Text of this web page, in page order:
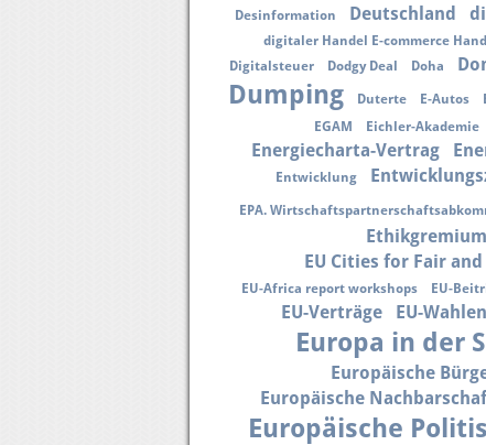
Desinformation Deutschland
digitaler Handel E-commerce
Digitalsteuer
Dodgy Deal Doha
Dumping Duterte E-Autos
EGAM Eichler-Akademie
Energiecharta-Vertrag
Entwicklung
EPA.
Ethikgremium
EU Cities for Fair
EU-Africa report workshops
EU-
EU-Verträge EU-Wahlen
Europa in der
Europäische
Europäische
Europäische